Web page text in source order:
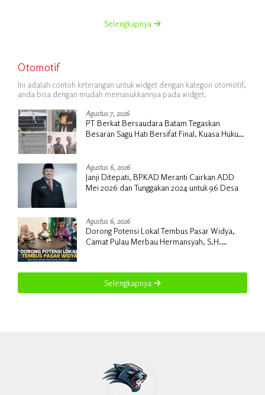
Selengkapnya
Otomotif
Ini adalah contoh keterangan untuk widget dengan kategori otomotif,
anda bisa dengan mudah memasukkannya pada widget.
Agustus 7, 2026
PT Berkat Bersaudara Batam Tegaskan
Besaran Sagu Hati Bersifat Final, Kuasa Hukum
Agustus 6, 2026
Janji Ditepati, BPKAD Meranti Cairkan ADD
Mei 2026 dan Tunggakan 2024 untuk 96 Desa
Agustus 6, 2026
Dorong Potensi Lokal Tembus Pasar Widya,
Camat Pulau Merbau Hermansyah, S.H.
Selengkapnya